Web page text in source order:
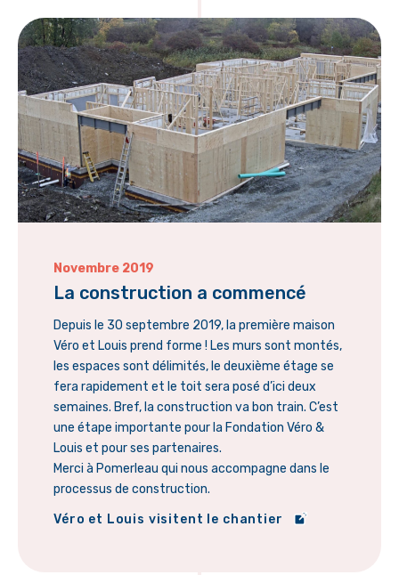
Novembre 2019
La construction a commencé
Depuis le 30 septembre 2019, la première maison
Véro et Louis prend forme ! Les murs sont montés,
les espaces sont délimités, le deuxième étage se
fera rapidement et le toit sera posé d’ici deux
semaines. Bref, la construction va bon train. C’est
une étape importante pour la Fondation Véro &
Louis et pour ses partenaires.
Merci à Pomerleau qui nous accompagne dans le
processus de construction.
Véro et Louis visitent le chantier